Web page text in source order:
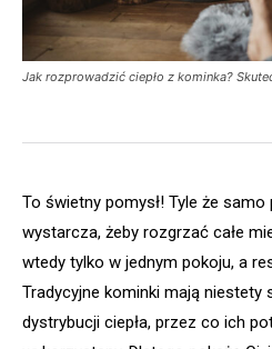
Jak rozprowadzić ciepło z kominka?
To świetny pomysł! Tyle że
wystarcza, żeby rozgrzać całe
wtedy tylko w jednym pokoju, a
Tradycyjne kominki mają niestety
dystrybucji ciepła, przez co ich